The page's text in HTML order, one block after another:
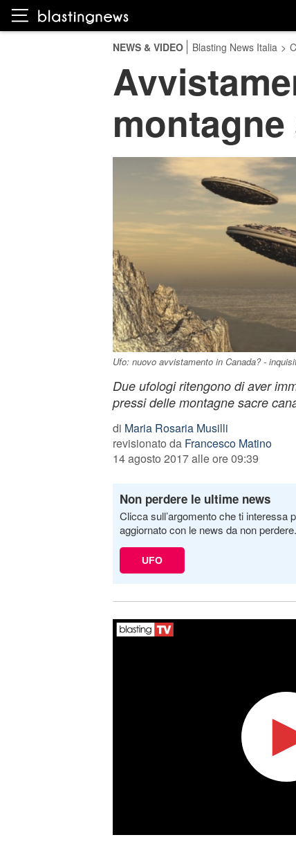
NEWS & VIDEO Blasting News Italia >
Ufo: nuovo avvistamento in Canada? -
Due ufologi ritengono di aver
pressi delle montagne sacre
di Maria Rosaria Musilli
revisionato da Francesco Matino
14 agosto 2017 alle ore 09:39
Non perdere le ultime news
Clicca sull’argomento che ti interessa
aggiornato con le news da non perdere.
UFO